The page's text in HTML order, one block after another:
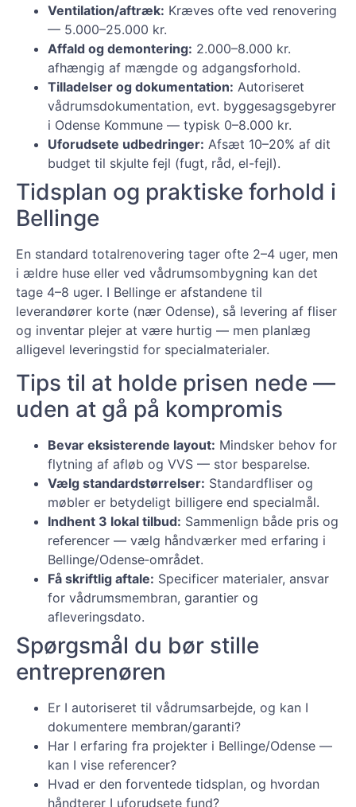
Ventilation/aftræk: Kræves ofte ved renovering
— 5.000–25.000 kr.
Affald og demontering: 2.000–8.000 kr.
afhængig af mængde og adgangsforhold.
Tilladelser og dokumentation: Autoriseret
vådrumsdokumentation, evt. byggesagsgebyrer
i Odense Kommune — typisk 0–8.000 kr.
Uforudsete udbedringer: Afsæt 10–20% af dit
budget til skjulte fejl (fugt, råd, el-fejl).
Tidsplan og praktiske forhold i
Bellinge
En standard totalrenovering tager ofte 2–4 uger, men
i ældre huse eller ved vådrumsombygning kan det
tage 4–8 uger. I Bellinge er afstandene til
leverandører korte (nær Odense), så levering af fliser
og inventar plejer at være hurtig — men planlæg
alligevel leveringstid for specialmaterialer.
Tips til at holde prisen nede —
uden at gå på kompromis
Bevar eksisterende layout: Mindsker behov for
flytning af afløb og VVS — stor besparelse.
Vælg standardstørrelser: Standardfliser og
møbler er betydeligt billigere end specialmål.
Indhent 3 lokal tilbud: Sammenlign både pris og
referencer — vælg håndværker med erfaring i
Bellinge/Odense‑området.
Få skriftlig aftale: Specificer materialer, ansvar
for vådrumsmembran, garantier og
afleveringsdato.
Spørgsmål du bør stille
entreprenøren
Er I autoriseret til vådrumsarbejde, og kan I
dokumentere membran/garanti?
Har I erfaring fra projekter i Bellinge/Odense —
kan I vise referencer?
Hvad er den forventede tidsplan, og hvordan
håndterer I uforudsete fund?